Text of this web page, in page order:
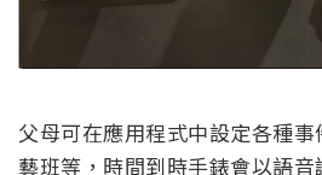
父母可在應用程式中設定各種
藝班等，時間到時手錶會以語